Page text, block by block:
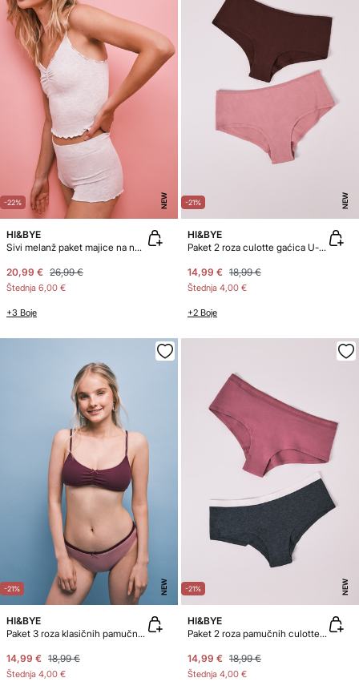
-22% NEW
HI&BYE
Sivi melanž paket majice na naramenice i bokserica
20,99 € 26,99 €
Štednja 6,00 €
+3 Boje
-21% NEW
HI&BYE
Paket 2 roza culotte gaćica U-kroja
14,99 € 18,99 €
Štednja 4,00 €
+2 Boje
-21% NEW
HI&BYE
Paket 3 roza klasičnih pamučnih gaćica
14,99 € 18,99 €
Štednja 4,00 €
-21% NEW
HI&BYE
Paket 2 roza pamučnih culotte gaćica
14,99 € 18,99 €
Štednja 4,00 €